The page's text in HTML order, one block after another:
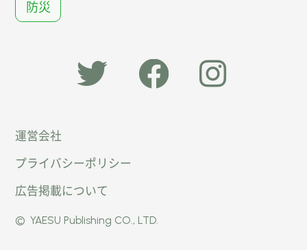
防災
ン
パー」
公式 Faceb
運営会社
プライバシーポリシー
広告掲載について
© YAESU Publishing CO., LTD.